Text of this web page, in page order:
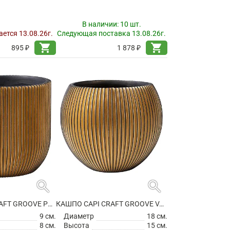
13.08.26г.
895 ₽
shopping_cart
В наличии: 10 шт.
Следующая поставка 13.08.26г.
1 878 ₽
shopping_cart
search
КАШПО CAPI CRAFT GROOVE PLANTER BALL BLACK GOLD
9 см.
8 см.
search
КАШПО CAPI CRAFT GROOVE VASE BALL BLACK GOLD
Диаметр
18 см.
Высота
15 см.